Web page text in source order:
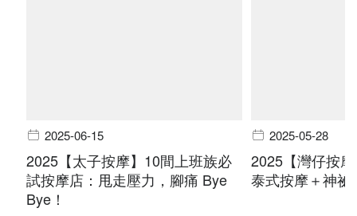
2025-06-15
2025【太子按摩】10間上班族必
試按摩店：甩走壓力，腳痛 Bye
Bye！
2025-05-28
2025【灣仔按
泰式按摩＋神